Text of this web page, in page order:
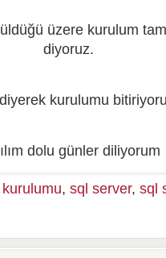
üzere kurulum
diyoruz.
kurulumu
dolu günler diliyorum
, sql server, sql